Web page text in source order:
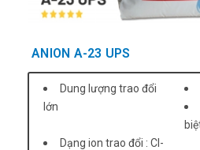
ANION A-23 UPS
Dung lượng trao đổi
lớn
Dạng ion trao đổi : Cl-